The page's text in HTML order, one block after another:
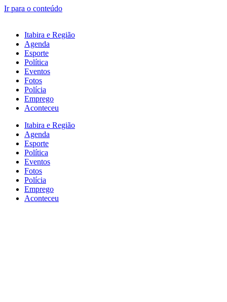
Ir para o conteúdo
Itabira e Região
Agenda
Esporte
Política
Eventos
Fotos
Polícia
Emprego
Aconteceu
Itabira e Região
Agenda
Esporte
Política
Eventos
Fotos
Polícia
Emprego
Aconteceu